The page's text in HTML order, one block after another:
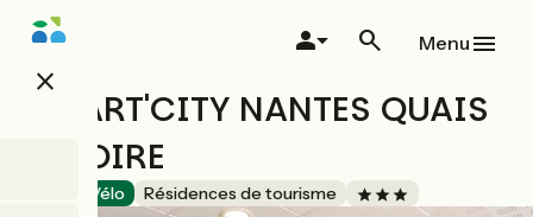
principal
close
Menu
APPART'CITY NANTES QUAIS
DE LOIRE
Accueil Vélo Résidences de tourisme